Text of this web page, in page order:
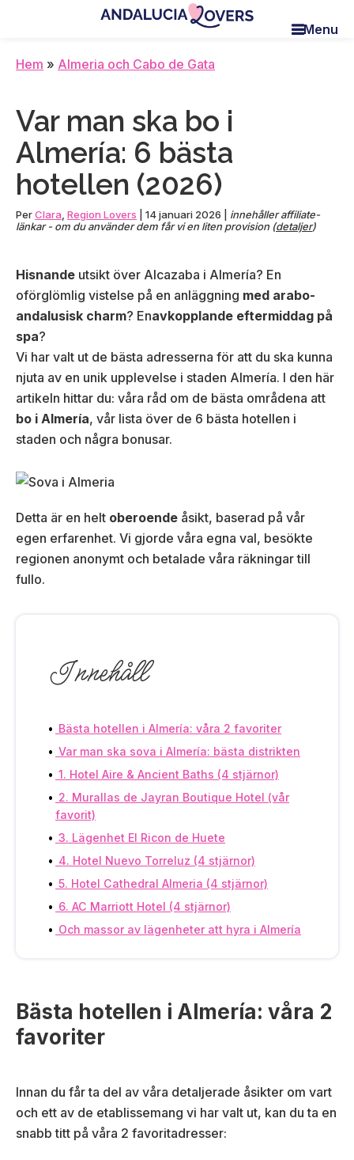
content
sidebar
blog
et
Manu
Menu
Hem » Almeria och Cabo de Gata
Var man ska bo i
Almería: 6 bästa
hotellen (2026)
PerClara Region Lovers 14 januari 2026
innehåller affiliate-
länkar - om du använder dem får vi en liten provision (detaljer)
Hisnande utsikt över Alcazaba i Almería? En
oförglömlig vistelse på en anläggning med arabo-
andalusisk charm? Enavkopplande eftermiddag på
spa?
Vi har valt ut de bästa adresserna för att du ska kunna
njuta av en unik upplevelse i staden Almería. I den här
artikeln hittar du: våra råd om de bästa områdena att
bo i Almería, vår lista över de 6 bästa hotellen i
staden och några bonusar.
Detta är en helt oberoende åsikt, baserad på vår
egen erfarenhet. Vi gjorde våra egna val, besökte
regionen anonymt och betalade våra räkningar till
fullo.
Innehåll
Bästa hotellen i Almería: våra 2 favoriter
Var man ska sova i Almería: bästa distrikten
1. Hotel Aire & Ancient Baths (4 stjärnor)
2. Murallas de Jayran Boutique Hotel (vår
favorit)
3. Lägenhet El Ricon de Huete
4. Hotel Nuevo Torreluz (4 stjärnor)
5. Hotel Cathedral Almeria (4 stjärnor)
6. AC Marriott Hotel (4 stjärnor)
Och massor av lägenheter att hyra i Almería
Bästa hotellen i Almería: våra 2
favoriter
Innan du får ta del av våra detaljerade åsikter om vart
och ett av de etablissemang vi har valt ut, kan du ta en
snabb titt på våra 2 favoritadresser: